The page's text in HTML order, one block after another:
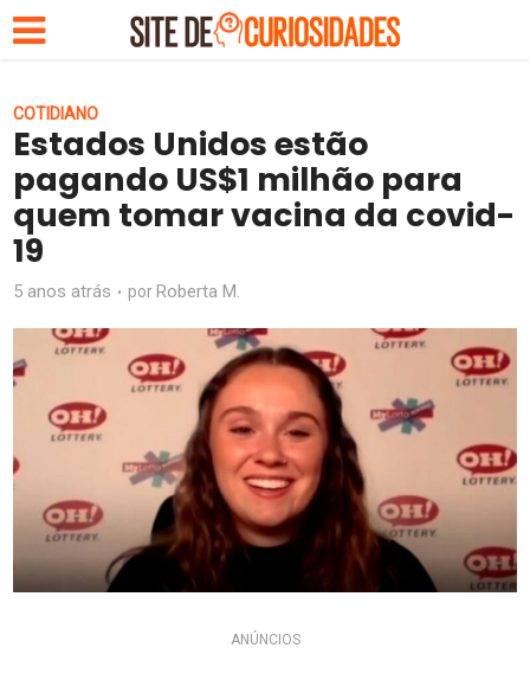
COTIDIANO
Estados Unidos estão
pagando US$1 milhão para
quem tomar vacina da covid-
19
5 anos atrás por Roberta M.
ANÚNCIOS